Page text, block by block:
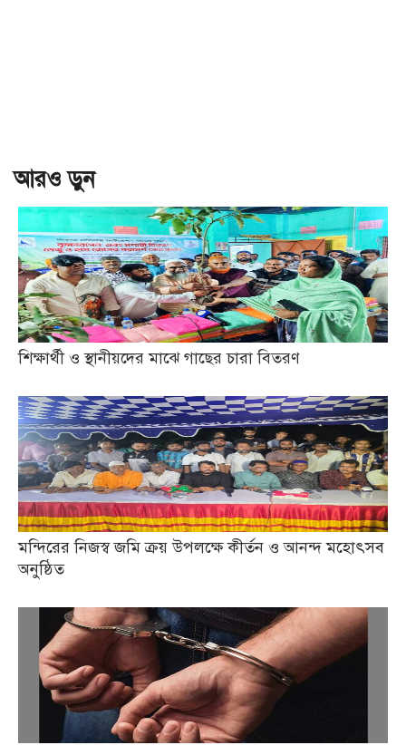
আরও ড়ুন
শিক্ষার্থী ও স্থানীয়দের মাঝে গাছের চারা বিতরণ
মন্দিরের নিজস্ব জমি ক্রয় উপলক্ষে কীর্তন ও আনন্দ মহোৎসব
অনুষ্ঠিত